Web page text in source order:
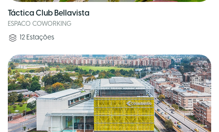
Táctica Club Bellavista
ESPACO COWORKING
12 Estações